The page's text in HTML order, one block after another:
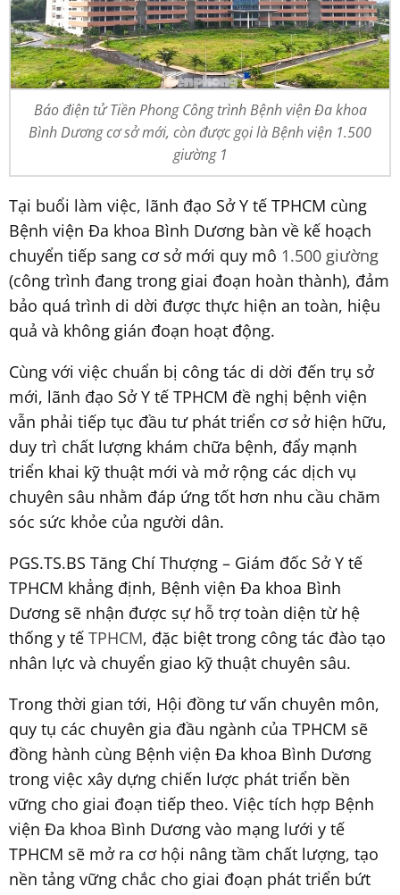
Báo điện tử Tiền Phong Công trình Bệnh viện Đa khoa
Bình Dương cơ sở mới, còn được gọi là Bệnh viện 1.500
giường 1
Tại buổi làm việc, lãnh đạo Sở Y tế TPHCM cùng
Bệnh viện Đa khoa Bình Dương bàn về kế hoạch
chuyển tiếp sang cơ sở mới quy mô 1.500 giường
(công trình đang trong giai đoạn hoàn thành), đảm
bảo quá trình di dời được thực hiện an toàn, hiệu
quả và không gián đoạn hoạt động.
Cùng với việc chuẩn bị công tác di dời đến trụ sở
mới, lãnh đạo Sở Y tế TPHCM đề nghị bệnh viện
vẫn phải tiếp tục đầu tư phát triển cơ sở hiện hữu,
duy trì chất lượng khám chữa bệnh, đẩy mạnh
triển khai kỹ thuật mới và mở rộng các dịch vụ
chuyên sâu nhằm đáp ứng tốt hơn nhu cầu chăm
sóc sức khỏe của người dân.
PGS.TS.BS Tăng Chí Thượng – Giám đốc Sở Y tế
TPHCM khẳng định, Bệnh viện Đa khoa Bình
Dương sẽ nhận được sự hỗ trợ toàn diện từ hệ
thống y tế TPHCM, đặc biệt trong công tác đào tạo
nhân lực và chuyển giao kỹ thuật chuyên sâu.
Trong thời gian tới, Hội đồng tư vấn chuyên môn,
quy tụ các chuyên gia đầu ngành của TPHCM sẽ
đồng hành cùng Bệnh viện Đa khoa Bình Dương
trong việc xây dựng chiến lược phát triển bền
vững cho giai đoạn tiếp theo. Việc tích hợp Bệnh
viện Đa khoa Bình Dương vào mạng lưới y tế
TPHCM sẽ mở ra cơ hội nâng tầm chất lượng, tạo
nền tảng vững chắc cho giai đoạn phát triển bứt